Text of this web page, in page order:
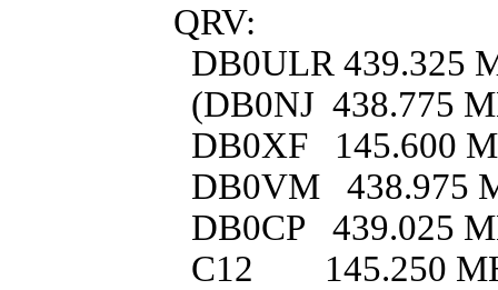
QRV:
DB0ULR 439.325
(DB0NJ 438.775
DB0XF 145.600
DB0VM 438.975
DB0CP 439.025
C12 145.250